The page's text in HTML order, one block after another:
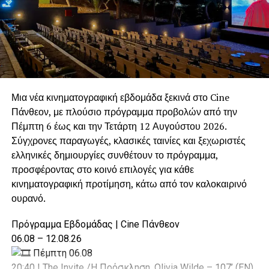
γεγονός που καθιστούσε απαραίτητη την ενίσχυση του
στόλου καθαριότητας.
Η παραχώρηση του οχήματος από τον Δήμο Αγίας
Βαρβάρας συνέβαλε ουσιαστικά στη διατήρηση της
καθαριότητας, στην προστασία του περιβάλλοντος και
των επισκεπτών της περιοχής.
Η συγκεκριμένη απόφαση αποδεικνύει ότι ο Δήμος Αγίας
Βαρβάρας δεν περιορίζεται μόνο στο να δέχεται
υποστήριξη όταν τη χρειάζεται. Παρά τις δικές του
καθημερινές ανάγκες, διαθέτει την οργάνωση, τον
εξοπλισμό και, κυρίως, τη βούληση να συνδράμει άλλους
Δήμους, όταν οι περιστάσεις το απαιτούν.
Γιατί η αλληλεγγύη στην Τοπική Αυτοδιοίκηση είναι
αμφίδρομη:ο Δήμος Αγίας Βαρβάρας γνωρίζει να
δέχεται βοήθεια, αλλά γνωρίζει και να την
Μια νέα κινηματογραφική εβδομάδα ξεκινά στο Cine
Πάνθεον, με πλούσιο πρόγραμμα προβολών από την
Πέμπτη 6 έως και την Τετάρτη 12 Αυγούστου 2026.
Σύγχρονες παραγωγές, κλασικές ταινίες και ξεχωριστές
ελληνικές δημιουργίες συνθέτουν το πρόγραμμα,
προσφέροντας στο κοινό επιλογές για κάθε
κινηματογραφική προτίμηση, κάτω από τον καλοκαιρινό
ουρανό.
Πρόγραμμα Εβδομάδας | Cine Πάνθεον
06.08 – 12.08.26
Πέμπτη 06.08